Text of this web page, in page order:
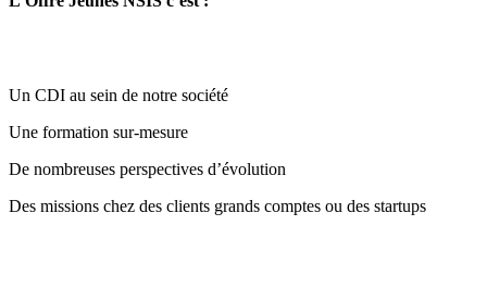
Un CDI au sein de notre société
Une formation sur-mesure
De nombreuses perspectives d’évolution
Des missions chez des clients grands comptes ou des startups